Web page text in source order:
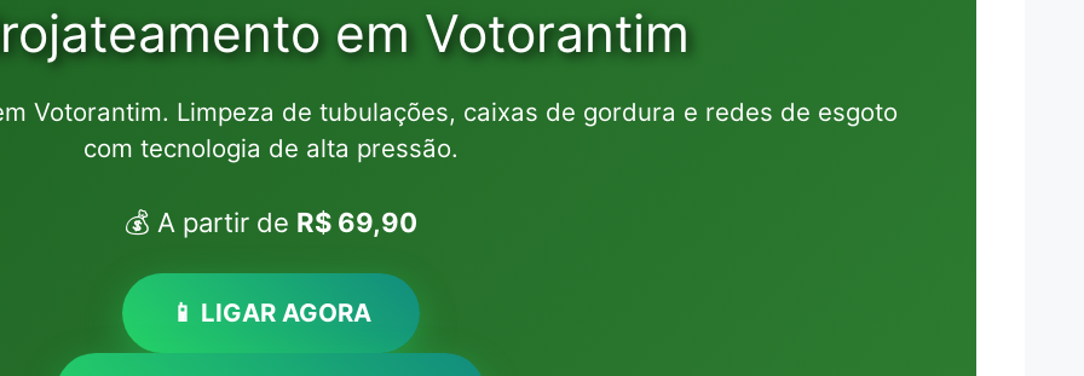
em Votorantim
Votorantim. Limpeza de tubulações, caixas de gordura e redes de esgoto
com tecnologia de alta pressão.
💰 A partir de R$ 69,90
📱 LIGAR AGORA